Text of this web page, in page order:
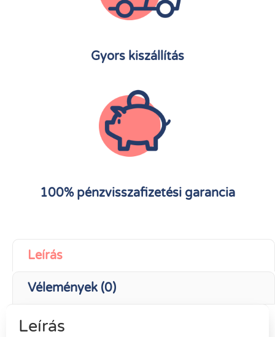
Gyors kiszállítás
100% pénzvisszafizetési garancia
Leírás
Vélemények (0)
Leírás